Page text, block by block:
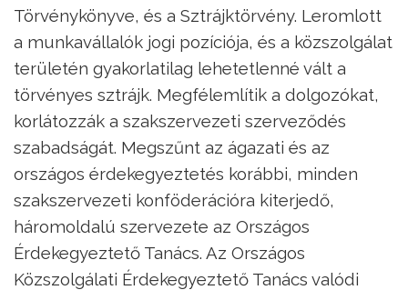
Törvénykönyve, és a Sztrájktörvény. Leromlott
a munkavállalók jogi pozíciója, és a közszolgálat
területén gyakorlatilag lehetetlenné vált a
törvényes sztrájk. Megfélemlítik a dolgozókat,
korlátozzák a szakszervezeti szerveződés
szabadságát. Megszűnt az ágazati és az
országos érdekegyeztetés korábbi, minden
szakszervezeti konföderációra kiterjedő,
háromoldalú szervezete az Országos
Érdekegyeztető Tanács. Az Országos
Közszolgálati Érdekegyeztető Tanács valódi